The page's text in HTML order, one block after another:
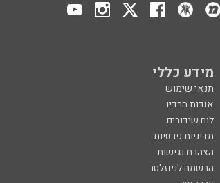
מידע כללי
תנאי שימוש
אודות הרדיו
לוח שידורים
מדיניות פרטיות
הצהרת נגישות
הרשמה לניוזלטר